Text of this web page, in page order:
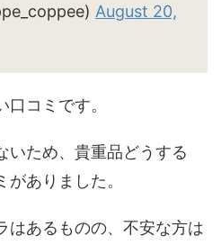
August 20,
コミです。
いため、貴重品どうする
ありました。
はあるものの、不安な方は